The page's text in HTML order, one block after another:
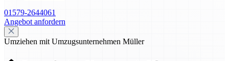
01579-2644061
Angebot anfordern
Umziehen mit Umzugsunternehmen Müller